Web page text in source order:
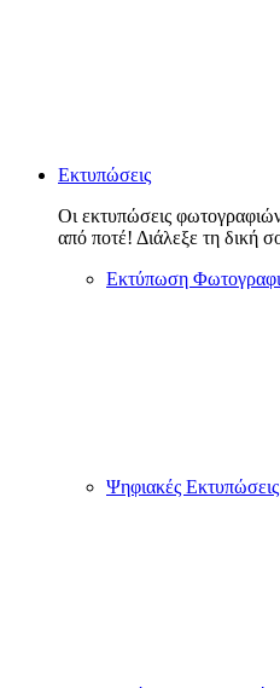
Εκτυπώσεις
Οι εκτυπώσεις
από ποτέ! Διάλεξε τη δική
Εκτύπωση
Ψηφιακές